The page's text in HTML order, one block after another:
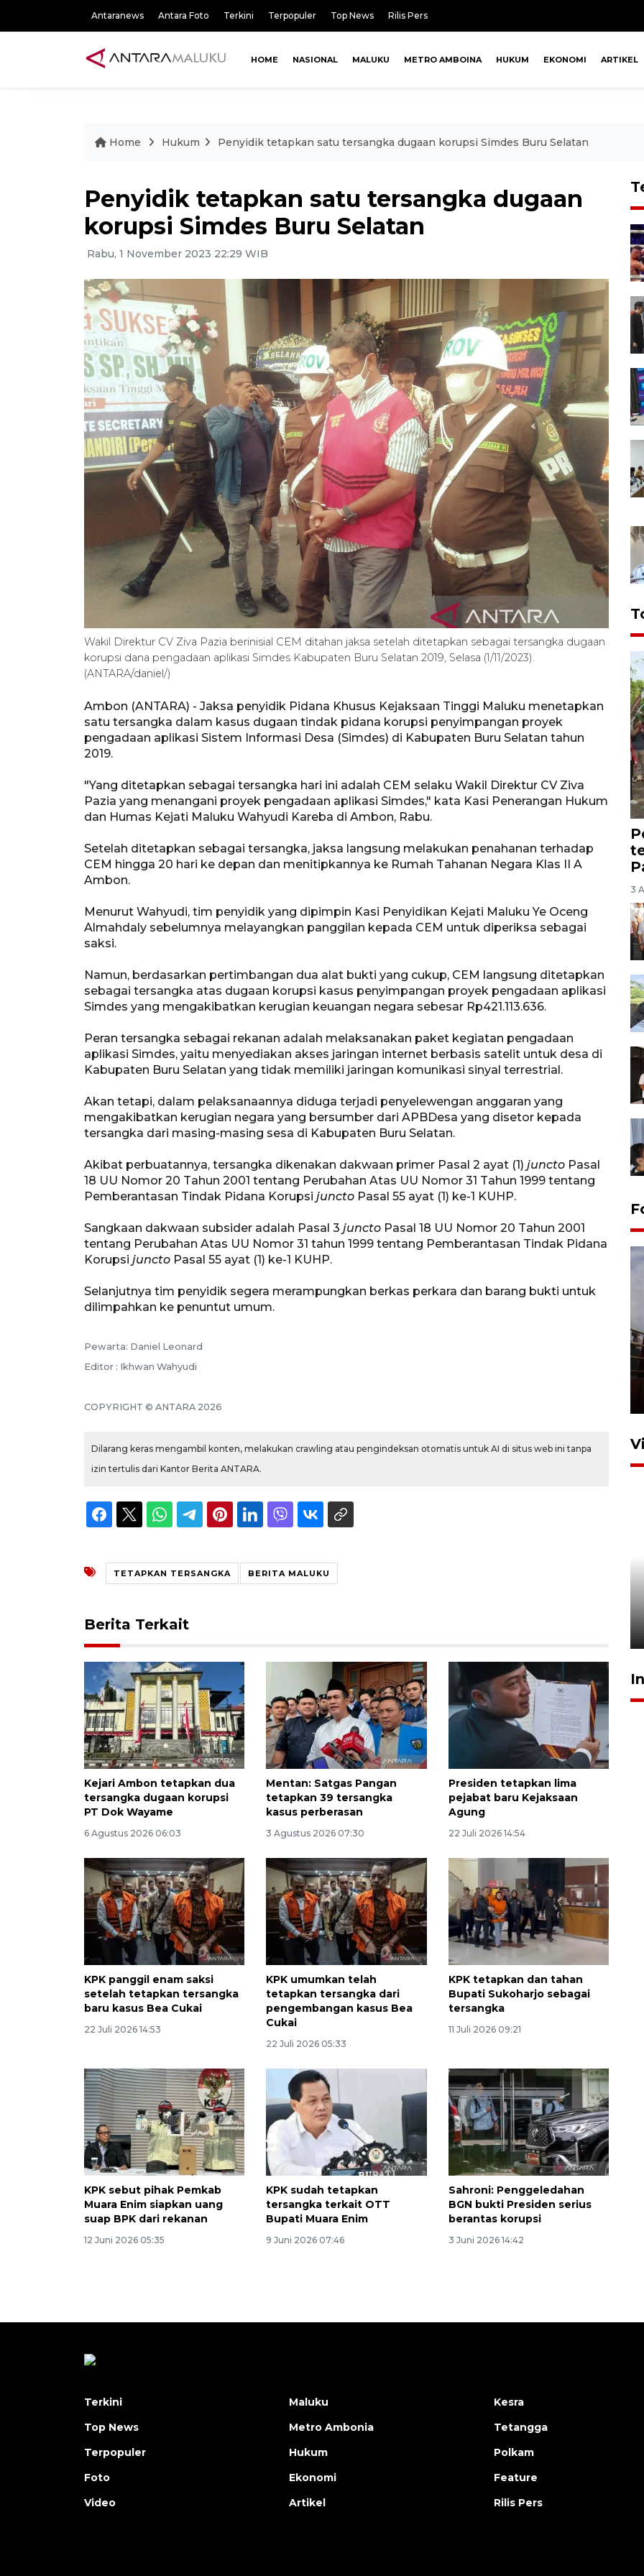
Antaranews Antara Foto Terkini Terpopuler Top News Rilis Pers
HOME NASIONAL MALUKU METRO AMBOINA HUKUM EKONOMI ARTIKEL
Home Hukum Penyidik tetapkan satu tersangka dugaan korupsi Simdes Buru Selatan
Penyidik tetapkan satu tersangka dugaan
korupsi Simdes Buru Selatan
Rabu, 1 November 2023 22:29 WIB
Wakil Direktur CV Ziva Pazia berinisial CEM ditahan jaksa setelah ditetapkan sebagai tersangka dugaan
korupsi dana pengadaan aplikasi Simdes Kabupaten Buru Selatan 2019, Selasa (1/11/2023).
(ANTARA/daniel/)
Ambon (ANTARA) - Jaksa penyidik Pidana Khusus Kejaksaan Tinggi Maluku menetapkan
satu tersangka dalam kasus dugaan tindak pidana korupsi penyimpangan proyek
pengadaan aplikasi Sistem Informasi Desa (Simdes) di Kabupaten Buru Selatan tahun
2019.
"Yang ditetapkan sebagai tersangka hari ini adalah CEM selaku Wakil Direktur CV Ziva
Pazia yang menangani proyek pengadaan aplikasi Simdes," kata Kasi Penerangan Hukum
dan Humas Kejati Maluku Wahyudi Kareba di Ambon, Rabu.
Setelah ditetapkan sebagai tersangka, jaksa langsung melakukan penahanan terhadap
CEM hingga 20 hari ke depan dan menitipkannya ke Rumah Tahanan Negara Klas II A
Ambon.
Menurut Wahyudi, tim penyidik yang dipimpin Kasi Penyidikan Kejati Maluku Ye Oceng
Almahdaly sebelumnya melayangkan panggilan kepada CEM untuk diperiksa sebagai
saksi.
Namun, berdasarkan pertimbangan dua alat bukti yang cukup, CEM langsung ditetapkan
sebagai tersangka atas dugaan korupsi kasus penyimpangan proyek pengadaan aplikasi
Simdes yang mengakibatkan kerugian keuangan negara sebesar Rp421.113.636.
Peran tersangka sebagai rekanan adalah melaksanakan paket kegiatan pengadaan
aplikasi Simdes, yaitu menyediakan akses jaringan internet berbasis satelit untuk desa di
Kabupaten Buru Selatan yang tidak memiliki jaringan komunikasi sinyal terrestrial.
Akan tetapi, dalam pelaksanaannya diduga terjadi penyelewengan anggaran yang
mengakibatkan kerugian negara yang bersumber dari APBDesa yang disetor kepada
tersangka dari masing-masing sesa di Kabupaten Buru Selatan.
Akibat perbuatannya, tersangka dikenakan dakwaan primer Pasal 2 ayat (1) juncto Pasal
18 UU Nomor 20 Tahun 2001 tentang Perubahan Atas UU Nomor 31 Tahun 1999 tentang
Pemberantasan Tindak Pidana Korupsi juncto Pasal 55 ayat (1) ke-1 KUHP.
Sangkaan dakwaan subsider adalah Pasal 3 juncto Pasal 18 UU Nomor 20 Tahun 2001
tentang Perubahan Atas UU Nomor 31 tahun 1999 tentang Pemberantasan Tindak Pidana
Korupsi juncto Pasal 55 ayat (1) ke-1 KUHP.
Selanjutnya tim penyidik segera merampungkan berkas perkara dan barang bukti untuk
dilimpahkan ke penuntut umum.
Pewarta: Daniel Leonard
Editor : Ikhwan Wahyudi
COPYRIGHT © ANTARA 2026
Dilarang keras mengambil konten, melakukan crawling atau pengindeksan otomatis untuk AI di situs web ini tanpa
izin tertulis dari Kantor Berita ANTARA.
TETAPKAN TERSANGKA BERITA MALUKU
Berita Terkait
Kejari Ambon tetapkan dua
tersangka dugaan korupsi
PT Dok Wayame
6 Agustus 2026 06:03
Mentan: Satgas Pangan
tetapkan 39 tersangka
kasus perberasan
3 Agustus 2026 07:30
Presiden tetapkan lima
pejabat baru Kejaksaan
Agung
22 Juli 2026 14:54
KPK panggil enam saksi
setelah tetapkan tersangka
baru kasus Bea Cukai
22 Juli 2026 14:53
KPK umumkan telah
tetapkan tersangka dari
pengembangan kasus Bea
Cukai
22 Juli 2026 05:33
KPK tetapkan dan tahan
Bupati Sukoharjo sebagai
tersangka
11 Juli 2026 09:21
KPK sebut pihak Pemkab
Muara Enim siapkan uang
suap BPK dari rekanan
12 Juni 2026 05:35
KPK sudah tetapkan
tersangka terkait OTT
Bupati Muara Enim
9 Juni 2026 07:46
Sahroni: Penggeledahan
BGN bukti Presiden serius
berantas korupsi
3 Juni 2026 14:42
3
Ekonomi triwulan II-2026
tumbuh 5,29 persen
2026-08-06 18:45:00
Terkini
Top News
Terpopuler
Foto
Video
Maluku
Metro Ambonia
Hukum
Ekonomi
Artikel
Kesra
Tetangga
Polkam
Feature
Rilis Pers